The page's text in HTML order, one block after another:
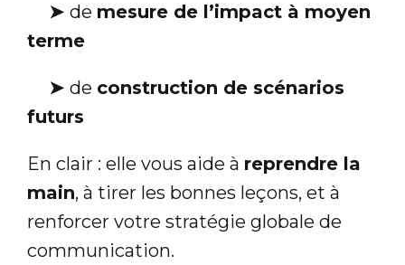
➤ de mesure de l’impact à moyen
terme
➤ de construction de scénarios
futurs
En clair : elle vous aide à reprendre la
main, à tirer les bonnes leçons, et à
renforcer votre stratégie globale de
communication.